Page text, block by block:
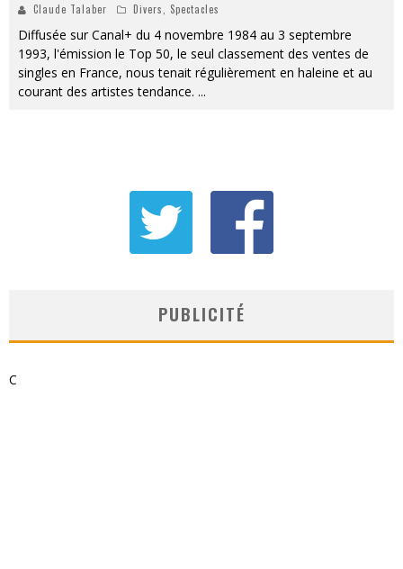
Claude Talaber Divers, Spectacles
Diffusée sur Canal+ du 4 novembre 1984 au 3 septembre
1993, l'émission le Top 50, le seul classement des ventes de
singles en France, nous tenait régulièrement en haleine et au
courant des artistes tendance. ...
PUBLICITÉ
C